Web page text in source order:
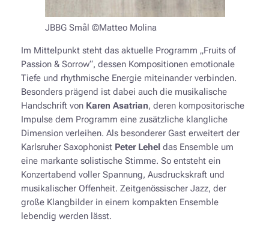
JBBG Smål ©Matteo Molina
Im Mittelpunkt steht das aktuelle Programm „Fruits of
Passion & Sorrow“, dessen Kompositionen emotionale
Tiefe und rhythmische Energie miteinander verbinden.
Besonders prägend ist dabei auch die musikalische
Handschrift von Karen Asatrian, deren kompositorische
Impulse dem Programm eine zusätzliche klangliche
Dimension verleihen. Als besonderer Gast erweitert der
Karlsruher Saxophonist Peter Lehel das Ensemble um
eine markante solistische Stimme. So entsteht ein
Konzertabend voller Spannung, Ausdruckskraft und
musikalischer Offenheit. Zeitgenössischer Jazz, der
große Klangbilder in einem kompakten Ensemble
lebendig werden lässt.